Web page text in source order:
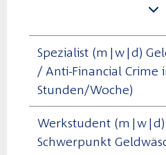
Spezialist (m|w|d)
/ Anti-Financial Crime
Stunden/Woche)
Werkstudent (m|w|d)
Schwerpunkt